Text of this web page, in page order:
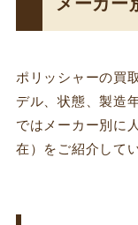
メーカー
ポリッシャーの買
デル、状態、製造
ではメーカー別に
在）をご紹介して